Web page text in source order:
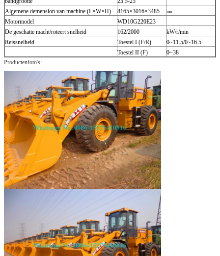
Algemene demension van machine (L×W×H)
8165×3016×3485
㎜
Motormodel
WD10G220E23
De geschatte macht/roteert snelheid
162/2000
kW/r/min
Reissnelheid
Toestel I (F/R)
0~11.5/0~16.5
Toestel II (F)
0~38
Productenfoto's: